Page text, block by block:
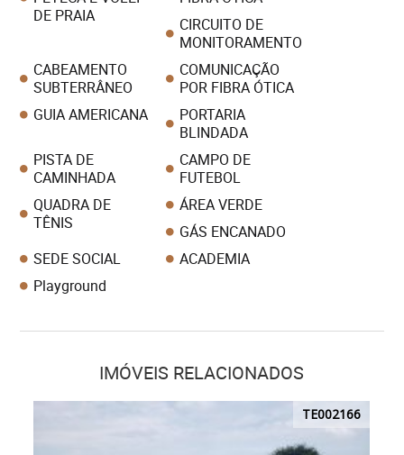
DE PRAIA
CIRCUITO DE
MONITORAMENTO
CABEAMENTO
SUBTERRÂNEO
COMUNICAÇÃO
POR FIBRA ÓTICA
GUIA AMERICANA
PORTARIA
BLINDADA
PISTA DE
CAMINHADA
CAMPO DE
FUTEBOL
QUADRA DE
TÊNIS
ÁREA VERDE
GÁS ENCANADO
SEDE SOCIAL
ACADEMIA
Playground
IMÓVEIS RELACIONADOS
TE002166